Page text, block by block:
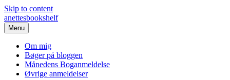
Skip to content
anettesbookshelf
Menu
Om mig
Bøger på bloggen
Månedens Boganmeldelse
Øvrige anmeldelser